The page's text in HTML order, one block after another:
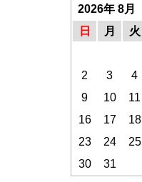
2026年 8月
日
月 火
2
3 4
9
10 11
16
17 18
23
24 25
30
31